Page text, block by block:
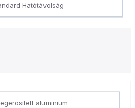
Hatótávolság
aluminium